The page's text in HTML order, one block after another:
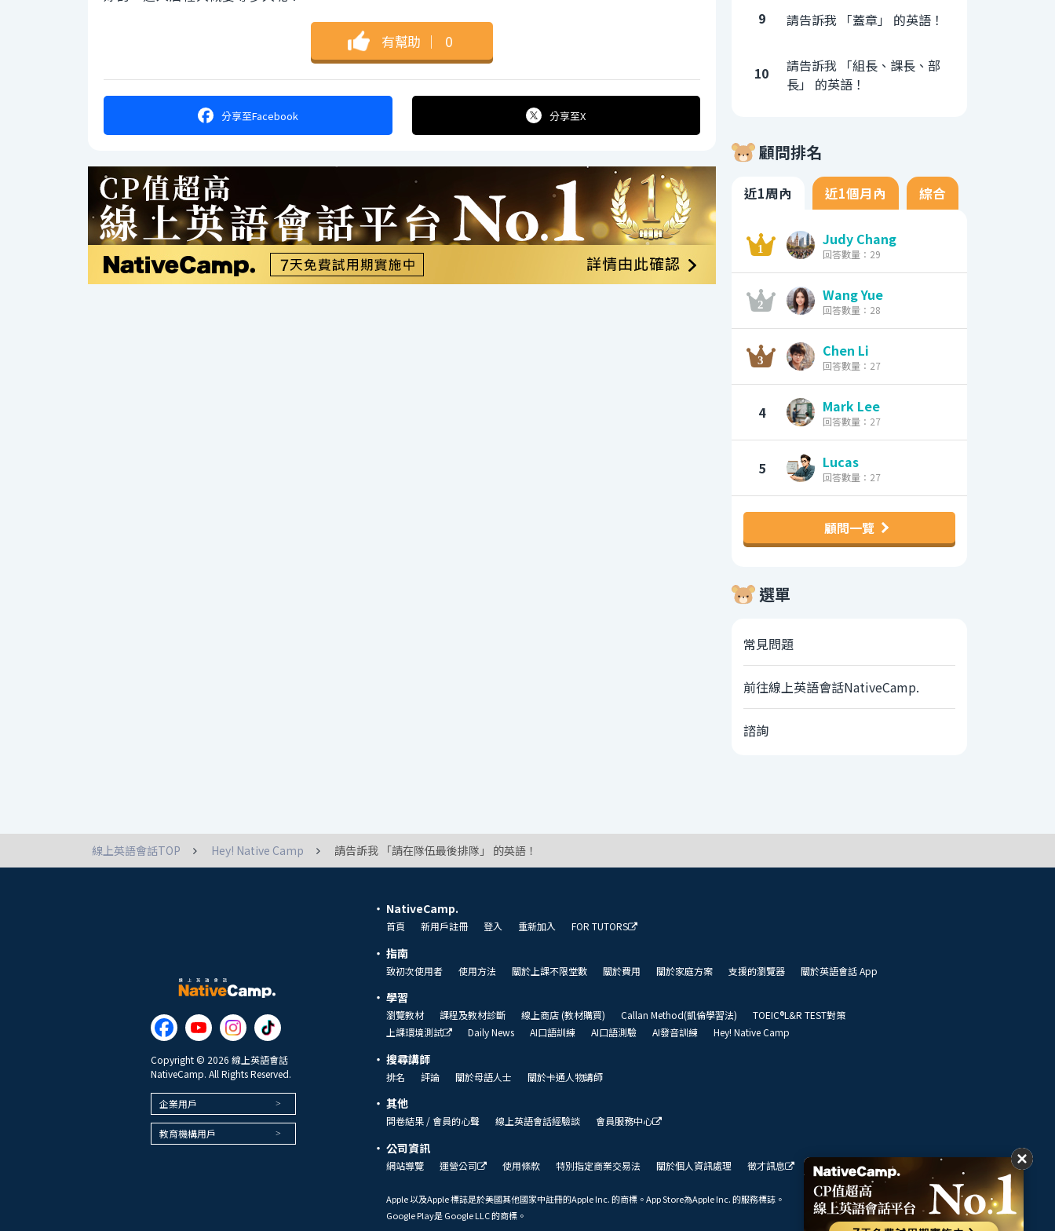
有幫助 ｜ 0
分享至Facebook 分享至X
9 請告訴我 「蓋章」 的英語！
10
請告訴我 「組長、課長、部
長」 的英語！
顧問排名
近1周內 近1個月內 綜合
Judy Chang
回答數量：29
Wang Yue
回答數量：28
Chen Li
回答數量：27
4 Mark Lee
回答數量：27
5 Lucas
回答數量：27
顧問一覽
選單
常見問題
前往線上英語會話NativeCamp.
諮詢
線上英語會話TOP Hey! Native Camp 請告訴我 「請在隊伍最後排隊」 的英語！
Copyright © 2026 線上英語會話
NativeCamp. All Rights Reserved.
企業用戶
教育機構用戶
NativeCamp.
首頁 新用戶註冊 登入 重新加入 FOR TUTORS
指南
致初次使用者 使用方法 關於上課不限堂數 關於費用 關於家庭方案 支援的瀏覽器 關於英語會話 App
學習
瀏覽教材 課程及教材診斷 線上商店 (教材購買) Callan Method(凱倫學習法)
TOEIC®L&R TEST對策
上課環境測試
Daily News AI口語訓練 AI口語測驗 AI發音訓練 Hey! Native Camp
搜尋講師
排名 評論 關於母語人士 關於卡通人物講師
其他
問卷結果 / 會員的心聲 線上英語會話經驗談 會員服務中心
公司資訊
網站導覽 運營公司 使用條款 特別指定商業交易法 關於個人資訊處理 徵才訊息 我們的展望
Apple 以及Apple 標誌是於美國其他國家中註冊的Apple Inc. 的商標。App Store為Apple Inc. 的服務標誌。
Google Play是 Google LLC 的商標。